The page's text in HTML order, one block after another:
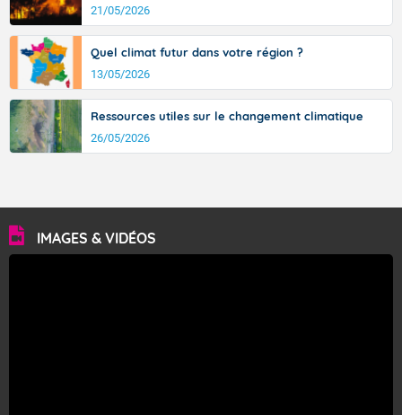
21/05/2026
Quel climat futur dans votre région ?
13/05/2026
Ressources utiles sur le changement climatique
26/05/2026
IMAGES & VIDÉOS